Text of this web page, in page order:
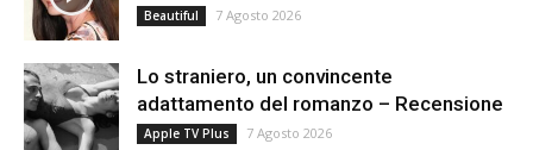
Beautiful 7 Agosto 2026
Lo straniero, un convincente
adattamento del romanzo – Recensione
Apple TV Plus 7 Agosto 2026